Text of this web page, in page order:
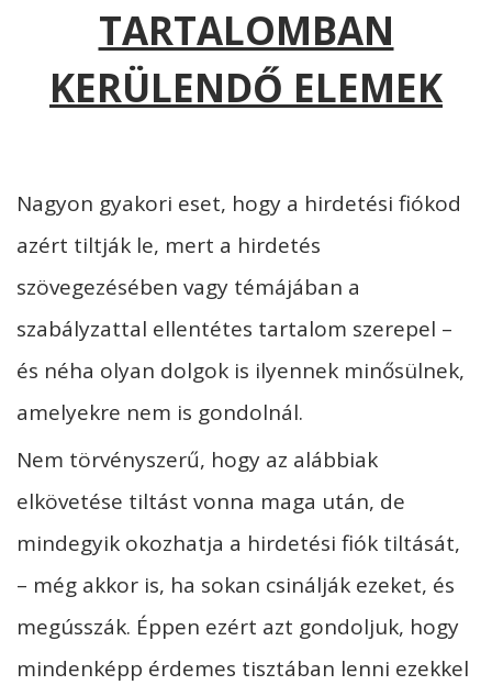
TARTALOMBAN
KERÜLENDŐ ELEMEK
Nagyon gyakori eset, hogy a hirdetési fiókod
azért tiltják le, mert a hirdetés
szövegezésében vagy témájában a
szabályzattal ellentétes tartalom szerepel –
és néha olyan dolgok is ilyennek minősülnek,
amelyekre nem is gondolnál.
Nem törvényszerű, hogy az alábbiak
elkövetése tiltást vonna maga után, de
mindegyik okozhatja a hirdetési fiók tiltását,
– még akkor is, ha sokan csinálják ezeket, és
megússzák. Éppen ezért azt gondoljuk, hogy
mindenképp érdemes tisztában lenni ezekkel